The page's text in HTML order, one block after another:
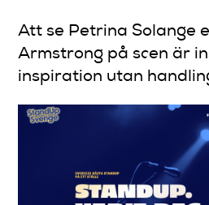
Att se Petrina Solange
Armstrong på scen är
inspiration utan